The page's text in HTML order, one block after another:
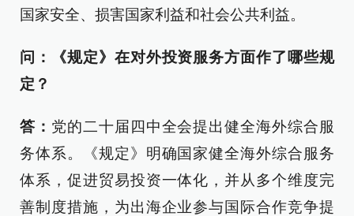
国家安全、损害国家利益和社会公共利益。
问：《规定》在对外投资服务方面作了哪些规
定？
答： 党的二十届四中全会提出健全海外综合服
务体系。《规定》明确国家健全海外综合服务
体系，促进贸易投资一体化，并从多个维度完
善制度措施，为出海企业参与国际合作竞争提